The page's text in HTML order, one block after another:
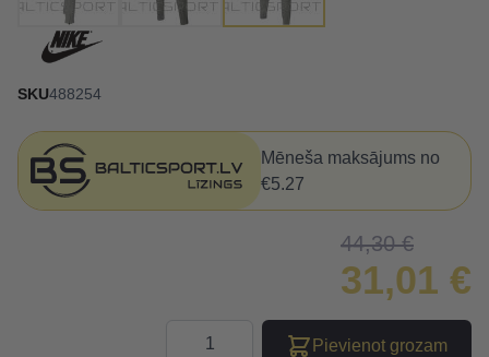
SKU488254
Mēneša maksājums no
€5.27
44,30 €
31,01 €
Pievienot grozam